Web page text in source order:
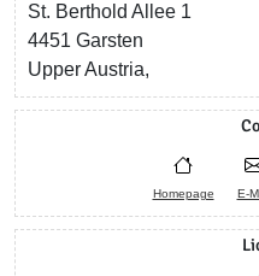
St. Berthold Allee 1
4451 Garsten
Upper Austria,
Homepage E-